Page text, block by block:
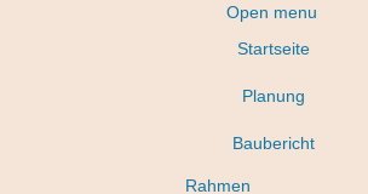
Open menu
Startseite
Planung
Baubericht
Rahmen